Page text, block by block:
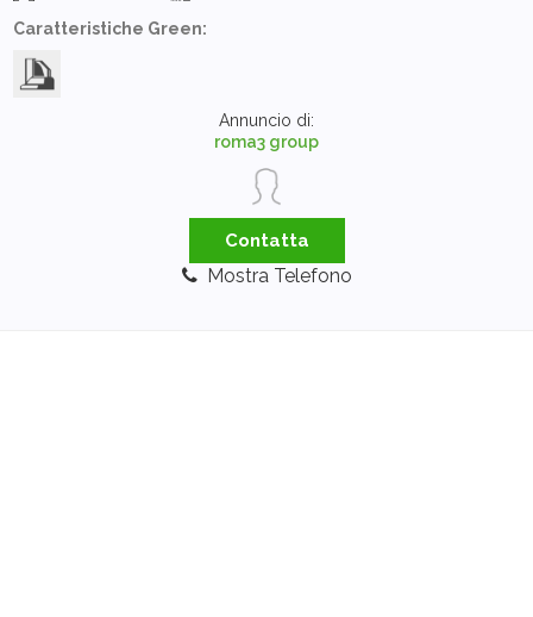
Caratteristiche Green:
Annuncio di:
roma3 group
Contatta
Mostra Telefono